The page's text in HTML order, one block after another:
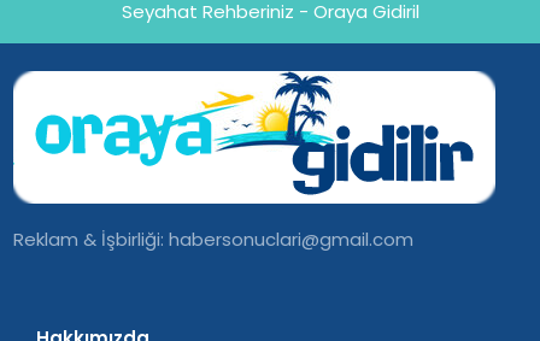
Seyahat Rehberiniz - Oraya Gidiril
Reklam & İşbirliği:habersonuclari@gmail.com